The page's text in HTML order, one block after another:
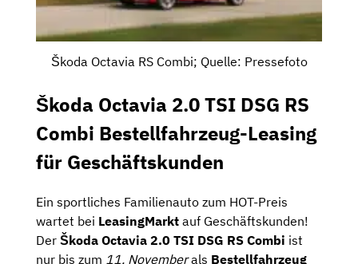
Škoda Octavia RS Combi; Quelle: Pressefoto
Škoda Octavia 2.0 TSI DSG RS
Combi Bestellfahrzeug-Leasing
für Geschäftskunden
Ein sportliches Familienauto zum HOT-Preis
wartet bei LeasingMarkt auf Geschäftskunden!
Der Škoda Octavia 2.0 TSI DSG RS Combi ist
nur bis zum 11. Novemberals Bestellfahrzeug